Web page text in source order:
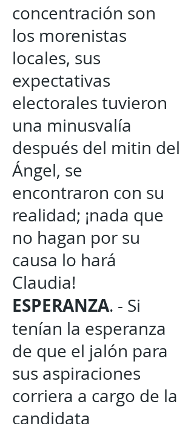
concentración son
los morenistas
locales, sus
expectativas
electorales tuvieron
una minusvalía
después del mitin del
Ángel, se
encontraron con su
realidad; ¡nada que
no hagan por su
causa lo hará
Claudia!
ESPERANZA. - Si
tenían la esperanza
de que el jalón para
sus aspiraciones
corriera a cargo de la
candidata